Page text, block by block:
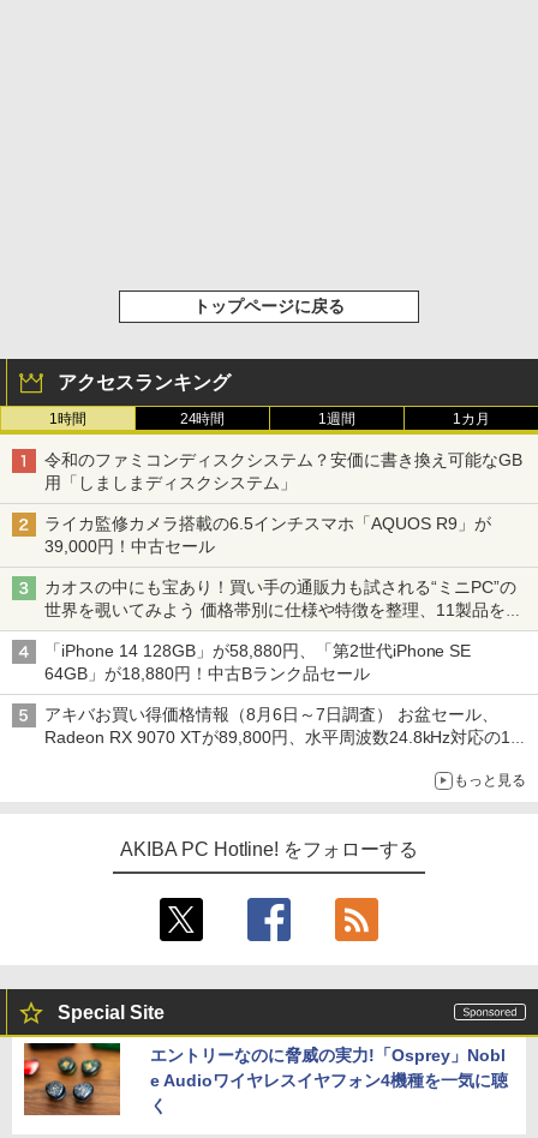
トップページに戻る
アクセスランキング
1時間 24時間 1週間 1カ月
令和のファミコンディスクシステム？安価に書き換え可能なGB
用「しましまディスクシステム」
ライカ監修カメラ搭載の6.5インチスマホ「AQUOS R9」が
39,000円！中古セール
カオスの中にも宝あり！買い手の通販力も試される“ミニPC”の
世界を覗いてみよう 価格帯別に仕様や特徴を整理、11製品をピ
ックアップ text by 石川 ひさよし
「iPhone 14 128GB」が58,880円、「第2世代iPhone SE
64GB」が18,880円！中古Bランク品セール
アキバお買い得価格情報（8月6日～7日調査） お盆セール、
Radeon RX 9070 XTが89,800円、水平周波数24.8kHz対応の17
もっと見る
AKIBA PC Hotline! をフォローする
Special Site
エントリーなのに脅威の実力!「Osprey」Nobl
e Audioワイヤレスイヤフォン4機種を一気に聴
く